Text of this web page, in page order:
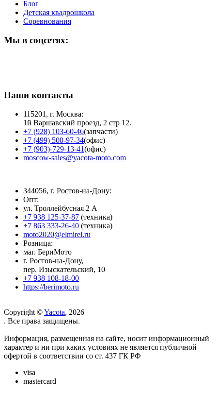
Блог
Детская квадрошкола
Соревнования
Мы в соцсетях:
Наши контакты
115201, г. Москва:
1й Варшавский проезд, 2 стр 12.
+7 (928) 103-60-46(запчасти)
+7 (499) 500-97-34(офис)
+7 (903)-729-13-41(офис)
moscow-sales@yacota-moto.com
344056, г. Ростов-на-Дону:
Опт:
ул. Троллейбусная 2 А
+7 938 125-37-87 (техника)
+7 863 333-26-40 (техника)
moto2020@elmirel.ru
Розница:
маг. БериМото
г. Ростов-на-Дону,
пер. Изыскательский, 10
+7 938 108-18-00
https://berimoto.ru
Copyright ©Yacota, 2026
. Все права защищены.
Информация, размещенная на сайте, носит информационный
характер и ни при каких условиях не является публичной
офертой в соответствии со ст. 437 ГК РФ
visa
mastercard